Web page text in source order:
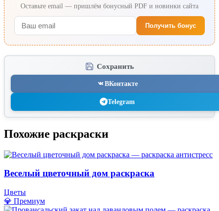
Оставьте email — пришлём бонусный PDF и новинки сайта
Получить бонус
Сохранить
ВКонтакте
Telegram
Похожие раскраски
Веселый цветочный дом раскраска
Цветы
💎 Премиум